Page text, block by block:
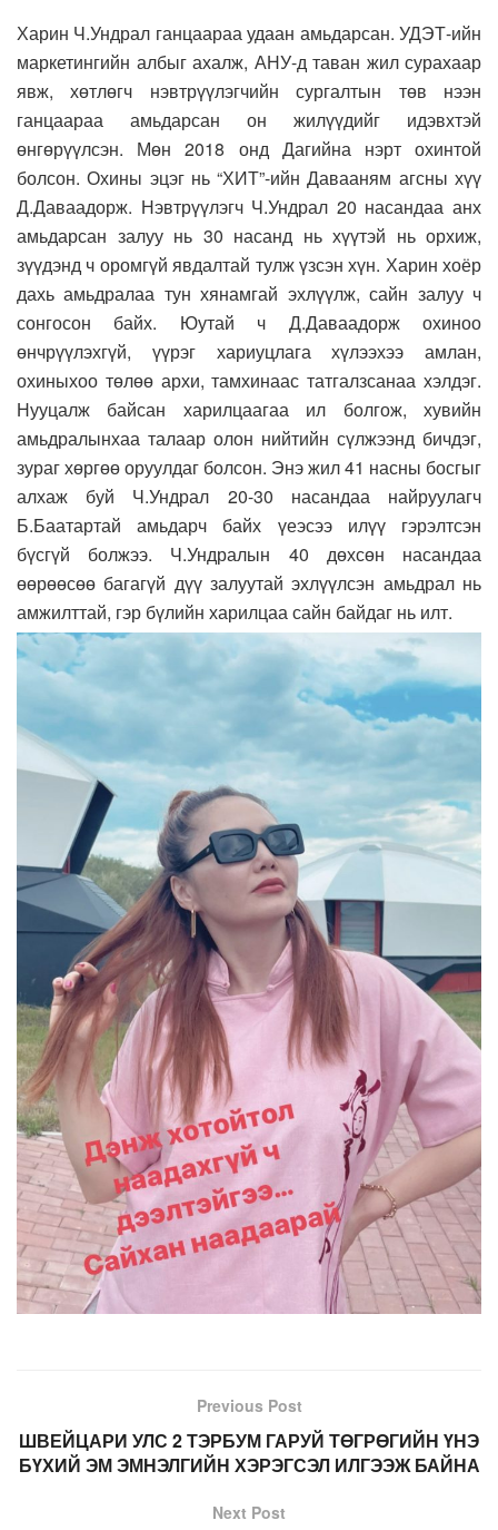
Харин Ч.Ундрал ганцаараа удаан амьдарсан. УДЭТ-ийн
маркетингийн албыг ахалж, АНУ-д таван жил сурахаар
явж, хөтлөгч нэвтрүүлэгчийн сургалтын төв нээн
ганцаараа амьдарсан он жилүүдийг идэвхтэй
өнгөрүүлсэн. Мөн 2018 онд Дагийна нэрт охинтой
болсон. Охины эцэг нь “ХИТ”-ийн Давааням агсны хүү
Д.Даваадорж. Нэвтрүүлэгч Ч.Ундрал 20 насандаа анх
амьдарсан залуу нь 30 насанд нь хүүтэй нь орхиж,
зүүдэнд ч оромгүй явдалтай тулж үзсэн хүн. Харин хоёр
дахь амьдралаа тун хянамгай эхлүүлж, сайн залуу ч
сонгосон байх. Юутай ч Д.Даваадорж охиноо
өнчрүүлэхгүй, үүрэг хариуцлага хүлээхээ амлан,
охиныхоо төлөө архи, тамхинаас татгалзсанаа хэлдэг.
Нууцалж байсан харилцаагаа ил болгож, хувийн
амьдралынхаа талаар олон нийтийн сүлжээнд бичдэг,
зураг хөргөө оруулдаг болсон. Энэ жил 41 насны босгыг
алхаж буй Ч.Ундрал 20-30 насандаа найруулагч
Б.Баатартай амьдарч байх үеэсээ илүү гэрэлтсэн
бүсгүй болжээ. Ч.Ундралын 40 дөхсөн насандаа
өөрөөсөө багагүй дүү залуутай эхлүүлсэн амьдрал нь
амжилттай, гэр бүлийн харилцаа сайн байдаг нь илт.
Previous Post
ШВЕЙЦАРИ УЛС 2 ТЭРБУМ ГАРУЙ ТӨГРӨГИЙН ҮНЭ
БҮХИЙ ЭМ ЭМНЭЛГИЙН ХЭРЭГСЭЛ ИЛГЭЭЖ БАЙНА
Next Post